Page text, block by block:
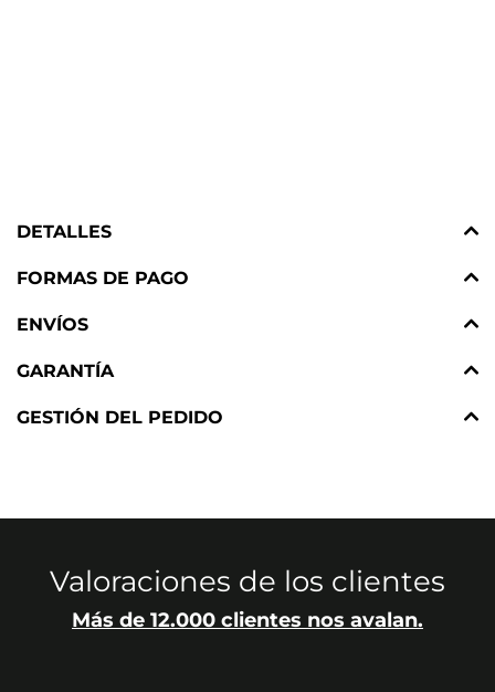
DETALLES
FORMAS DE PAGO
ENVÍOS
GARANTÍA
GESTIÓN DEL PEDIDO
Valoraciones de los clientes
Más de 12.000 clientes nos avalan.